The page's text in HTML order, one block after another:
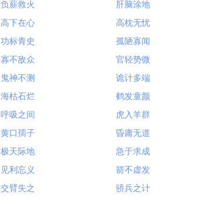
负薪救火
肝脑涂地
高下在心
高枕无忧
功标青史
孤陋寡闻
寡不敌众
官轻势微
鬼神不测
诡计多端
海枯石烂
鹤发童颜
呼吸之间
虎入羊群
黄口孺子
昏庸无道
极天际地
急于求成
见利忘义
箭不虚发
交臂失之
骄兵之计